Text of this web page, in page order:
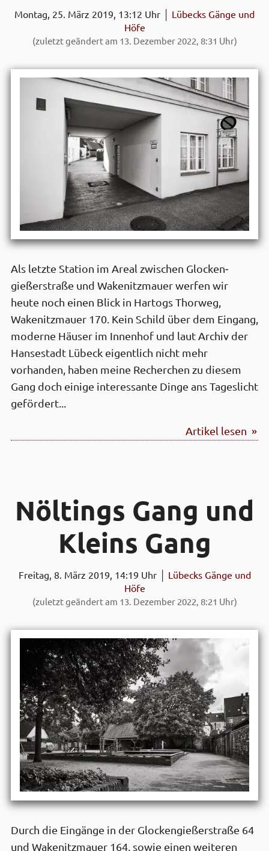
Montag, 25. März 2019, 13:12 Uhr │ Lübecks Gänge und
Höfe
(zuletzt geändert am 13. Dezember 2022, 8:31 Uhr)
Als letzte Station im Areal zwischen Glocken­
gießer­straße und Wakenitz­mauer werfen wir
heute noch einen Blick in Hartogs Thorweg,
Wakenitz­mauer 170. Kein Schild über dem Eingang,
moderne Häuser im Innen­hof und laut Archiv der
Hanse­stadt Lübeck eigentlich nicht mehr
vorhanden, haben meine Recherchen zu diesem
Gang doch einige interes­sante Dinge ans Tages­licht
gefördert...
Artikel lesen »
Nöltings Gang und
Kleins Gang
Freitag, 8. März 2019, 14:19 Uhr │ Lübecks Gänge und
Höfe
(zuletzt geändert am 13. Dezember 2022, 8:21 Uhr)
Durch die Eingänge in der Glocken­gießer­straße 64
und Wakenitz­mauer 164, sowie einen weiteren